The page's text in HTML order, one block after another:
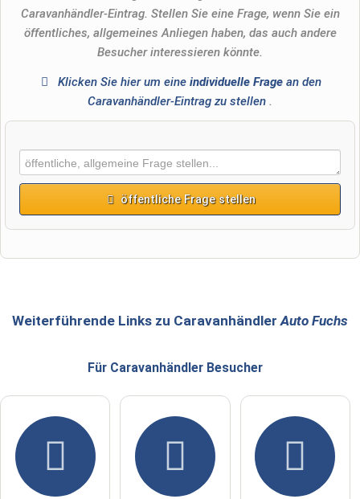
Caravanhändler-Eintrag. Stellen Sie eine Frage, wenn Sie ein
öffentliches, allgemeines Anliegen haben, das auch andere
Besucher interessieren könnte.
Klicken Sie hier um eine individuelle Fragean den
Caravanhändler-Eintrag zu stellen .
öffentliche Frage stellen
E-Mail-Adresse (wird nicht veröffentlicht)
Hiermit akzeptiere ich die .
Weiterführende Links zu Caravanhändler Auto Fuchs
Für Caravanhändler Besucher